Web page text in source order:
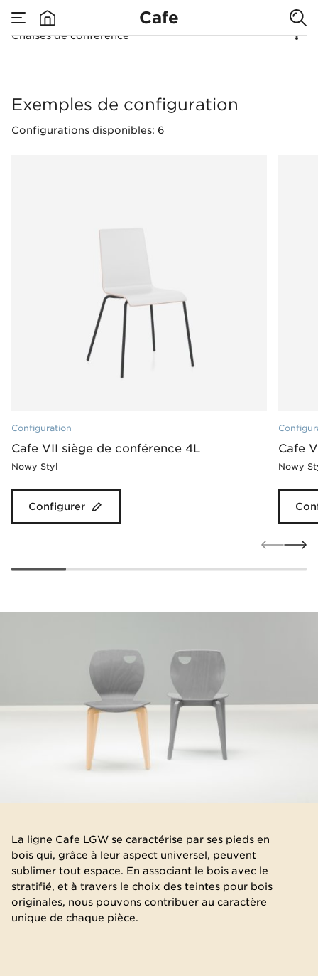
Cafe
Chaises de conférence
Chaises de
Exemples de configuration
Configurations disponibles: 6
Configuration
Cafe VII siège de conférence 4L
Nowy Styl
Configurer
Cafe
Nowy
​La ligne Cafe LGW se caractérise par ses pieds en
bois qui, grâce à leur aspect universel, peuvent
sublimer tout espace. En associant le bois avec le
stratifié, et à travers le choix des teintes pour bois
originales, nous pouvons contribuer au caractère
unique de chaque pièce.​